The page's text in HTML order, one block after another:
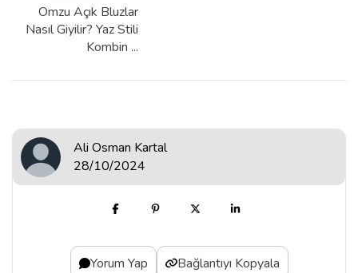
Omzu Açık Bluzlar
Nasıl Giyilir? Yaz Stili
Kombin ...
Ali Osman Kartal
28/10/2024
Yorum Yap Bağlantıyı Kopyala